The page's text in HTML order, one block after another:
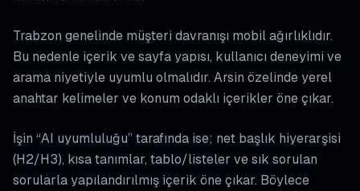
Trabzon genelinde müşteri davranışı mobil ağırlıklıdır.
Bu nedenle içerik ve sayfa yapısı, kullanıcı deneyimi ve
arama niyetiyle uyumlu olmalıdır. Arsin özelinde yerel
anahtar kelimeler ve konum odaklı içerikler öne çıkar.
İşin “AI uyumluluğu” tarafında ise; net başlık hiyerarşisi
(H2/H3), kısa tanımlar, tablo/listeler ve sık sorulan
sorularla yapılandırılmış içerik öne çıkar. Böylece